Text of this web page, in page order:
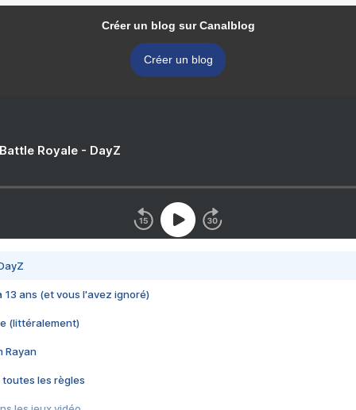
Créer un blog sur Canalblog
Créer un blog
Royale - DayZ
13 ans (et vous l'avez ignoré)
(littéralement)
Rayan
toutes les règles